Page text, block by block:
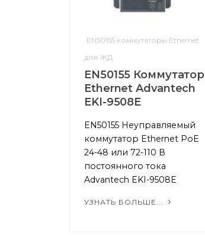
EN50155 коммутаторы Ethernet
для ЖД
EN50155 Коммутатор
Ethernet Advantech
EKI-9508E
EN50155 Неуправляемый
коммутатор Ethernet PoE
24-48 или 72-110 В
постоянного тока
Advantech EKI-9508E
УЗНАТЬ БОЛЬШЕ...